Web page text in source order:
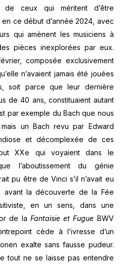
de ceux qui méritent d’être
ce début d’année 2024, avec
qui amènent les musiciens à
pièces inexplorées par eux.
composée exclusivement
n’avaient jamais été jouées
soit parce que leur dernière
de 40 ans, constituaient autant
par exemple du Bach que nous
un Bach revu par Edward
et décomplexée de ces
XXe qui voyaient dans le
l’aboutissement du génie
pu être de Vinci s’il n’avait eu
avant la découverte de la Fée
en un sens, dans une
de la Fantaisie et Fugue BWV
cède à l’ivresse d’un
exalte sans fausse pudeur.
tout ne se laisse pas entendre